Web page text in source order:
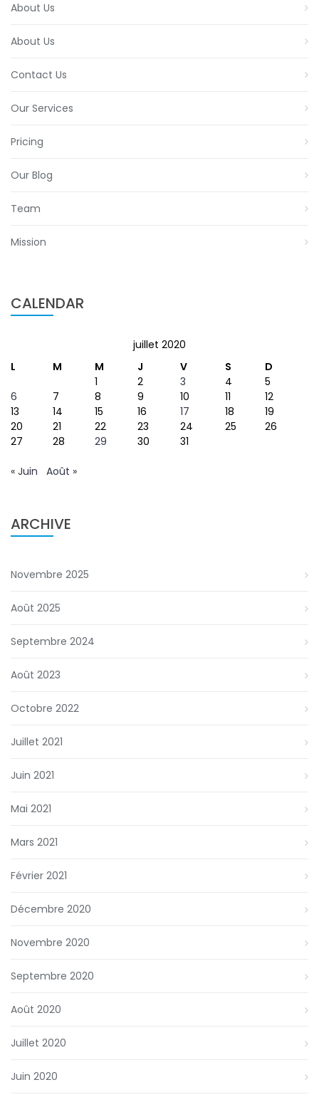
About Us
About Us
Contact Us
Our Services
Pricing
Our Blog
Team
Mission
CALENDAR
juillet 2020
L
M M J V S
D
1
2 3 4
5
6
7 8 9 10 11
12
13
14 15 16 17 18
19
20
21 22 23 24 25
26
27
28 29 30 31
« Juin Août »
ARCHIVE
Novembre 2025
Août 2025
Septembre 2024
Août 2023
Octobre 2022
Juillet 2021
Juin 2021
Mai 2021
Mars 2021
Février 2021
Décembre 2020
Novembre 2020
Septembre 2020
Août 2020
Juillet 2020
Juin 2020